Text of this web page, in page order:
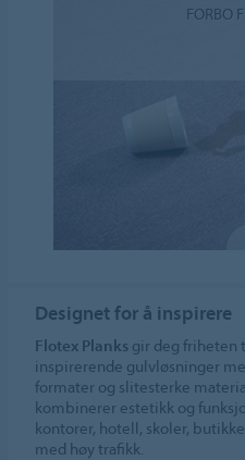
FORBO
Designet for å inspirere
Flotex Planks gir deg friheten
inspirerende gulvløsninger
formater og slitesterke
kombinerer estetikk og
kontorer, hotell, skoler,
med høy trafikk.